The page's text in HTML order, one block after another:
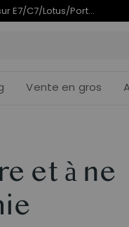
Termine en 09j 05
Vente en gros
et à ne